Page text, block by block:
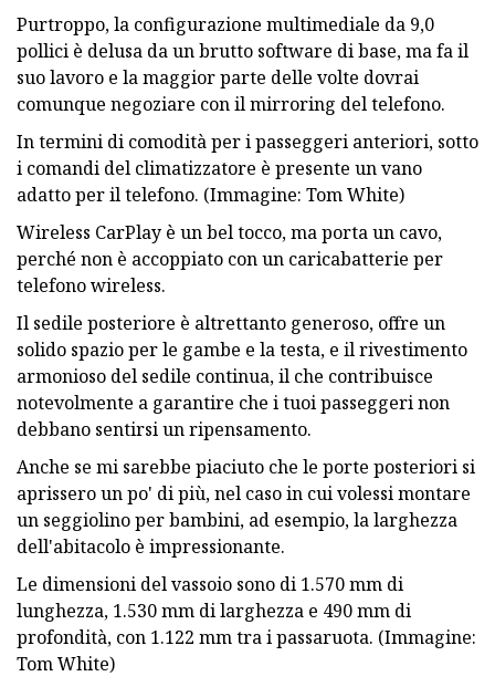
Purtroppo, la configurazione multimediale da 9,0
pollici è delusa da un brutto software di base, ma fa il
suo lavoro e la maggior parte delle volte dovrai
comunque negoziare con il mirroring del telefono.
In termini di comodità per i passeggeri anteriori, sotto
i comandi del climatizzatore è presente un vano
adatto per il telefono. (Immagine: Tom White)
Wireless CarPlay è un bel tocco, ma porta un cavo,
perché non è accoppiato con un caricabatterie per
telefono wireless.
Il sedile posteriore è altrettanto generoso, offre un
solido spazio per le gambe e la testa, e il rivestimento
armonioso del sedile continua, il che contribuisce
notevolmente a garantire che i tuoi passeggeri non
debbano sentirsi un ripensamento.
Anche se mi sarebbe piaciuto che le porte posteriori si
aprissero un po' di più, nel caso in cui volessi montare
un seggiolino per bambini, ad esempio, la larghezza
dell'abitacolo è impressionante.
Le dimensioni del vassoio sono di 1.570 mm di
lunghezza, 1.530 mm di larghezza e 490 mm di
profondità, con 1.122 mm tra i passaruota. (Immagine:
Tom White)